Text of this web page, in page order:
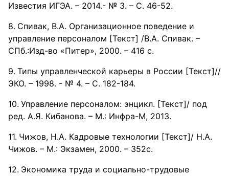
Известия ИГЭА. – 2014.- № 3. – С. 46-52.
Спивак, В.А. Организационное поведение и
управление персоналом [Текст] /В.А. Спивак. –
СПб.:Изд-во «Питер», 2000. – 416 с.
Типы управленческой карьеры в России [Текст]//
ЭКО. – 1998. - № 4. – С. 182-184.
Управление персоналом: энцикл. [Текст]/ под
ред. А.Я. Кибанова. – М.: Инфра-М, 2013.
Чижов, Н.А. Кадровые технологии [Текст]/ Н.А.
Чижов. – М.: Экзамен, 2000. – 352с.
Экономика труда и социально-трудовые